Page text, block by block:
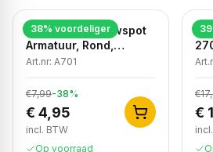
38% voordeliger
LED GU10 Inbouwspot
Armatuur, Rond,
Kantelbaar, IP20, Wit
Art.nr: A701
€7,99-38%
€ 4,95
incl. BTW
Op voorraad
39
€